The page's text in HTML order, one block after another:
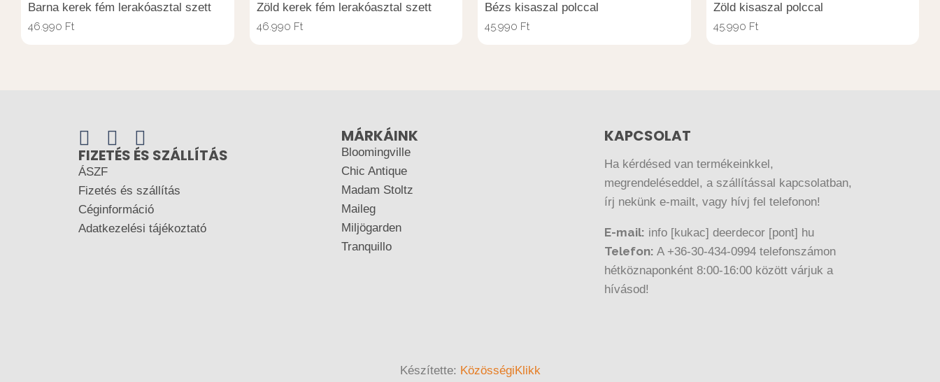
Barna kerek fém lerakóasztal szett
46.990 Ft
Zöld kerek fém lerakóasztal szett
46.990 Ft
Bézs kisaszal polccal
45.990 Ft
Zöld kisaszal polccal
45.990 Ft
FIZETÉS ÉS SZÁLLÍTÁS
ÁSZF
Fizetés és szállítás
Céginformáció
Adatkezelési tájékoztató
MÁRKÁINK
Bloomingville
Chic Antique
Madam Stoltz
Maileg
Miljögarden
Tranquillo
KAPCSOLAT
Ha kérdésed van termékeinkkel,
megrendeléseddel, a szállítással kapcsolatban,
írj nekünk e-mailt, vagy hívj fel telefonon!
E-mail: info [kukac] deerdecor [pont] hu
Telefon: A +36-30-434-0994 telefonszámon
hétköznaponként 8:00-16:00 között várjuk a
hívásod!
Készítette: KözösségiKlikk